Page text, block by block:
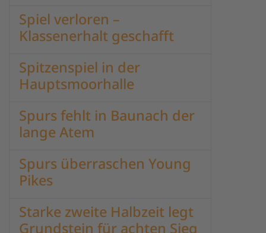
Spiel verloren –
Klassenerhalt geschafft
Spitzenspiel in der
Hauptsmoorhalle
Spurs fehlt in Baunach der
lange Atem
Spurs überraschen Young
Pikes
Starke zweite Halbzeit legt
Grundstein für achten Sieg